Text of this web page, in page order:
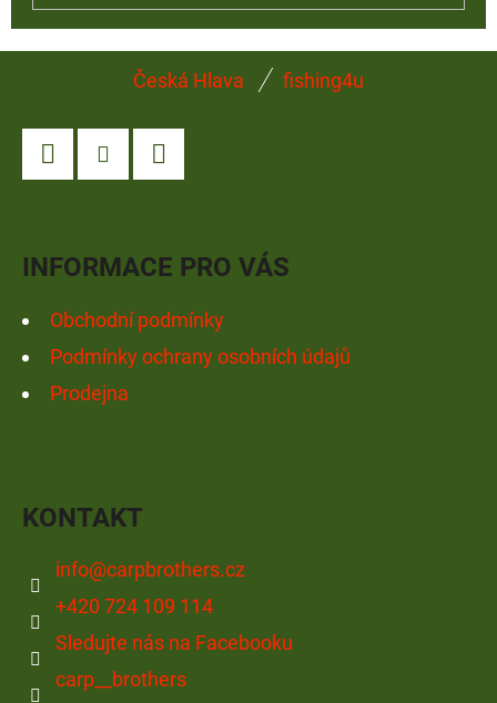
Česká Hlava fishing4u
INFORMACE PRO VÁS
Obchodní podmínky
Podmínky ochrany osobních údajů
Prodejna
KONTAKT
info@carpbrothers.cz
+420 724 109 114
Sledujte nás na Facebooku
carp__brothers